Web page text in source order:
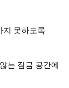
지 못하도록
는 잠금 공간에